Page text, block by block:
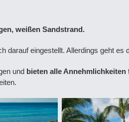
weißen Sandstrand.
eingestellt. Allerdings geht es
und bieten alle